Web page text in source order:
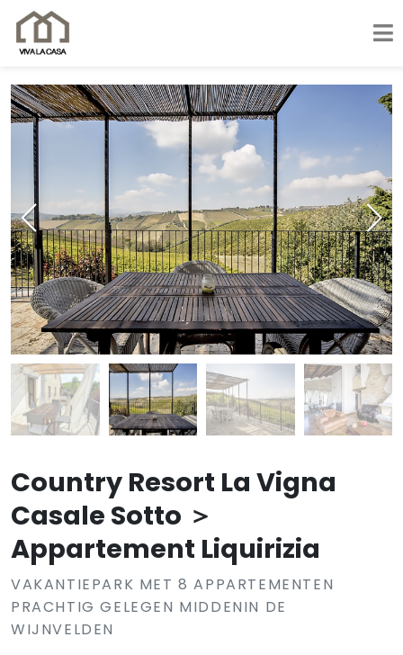
Country Resort La Vigna
Casale Sotto ＞
Appartement Liquirizia
VAKANTIEPARK MET 8 APPARTEMENTEN
PRACHTIG GELEGEN MIDDENIN DE
WIJNVELDEN